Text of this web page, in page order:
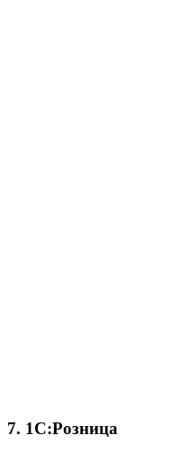
7. 1С:Розница